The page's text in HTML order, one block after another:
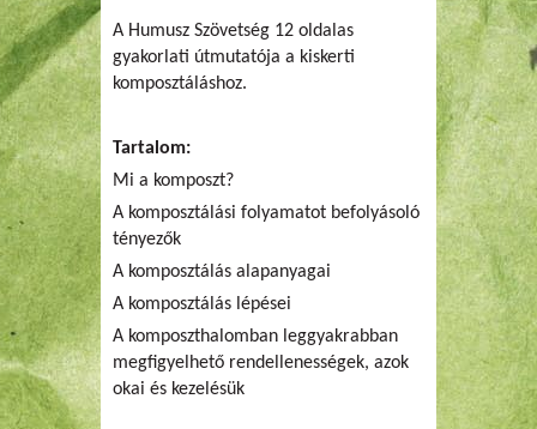
A Humusz Szövetség 12 oldalas
gyakorlati útmutatója a kiskerti
komposztáláshoz.
Tartalom:
Mi a komposzt?
A komposztálási folyamatot befolyásoló
tényezők
A komposztálás alapanyagai
A komposztálás lépései
A komposzthalomban leggyakrabban
megfigyelhető rendellenességek, azok
okai és kezelésük